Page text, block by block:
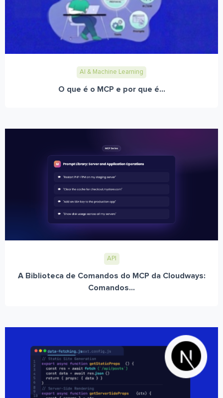
AI & Machine Learning
O que é o MCP e por que é...
API
A Biblioteca de Comandos do MCP da Cloudways:
Comandos...